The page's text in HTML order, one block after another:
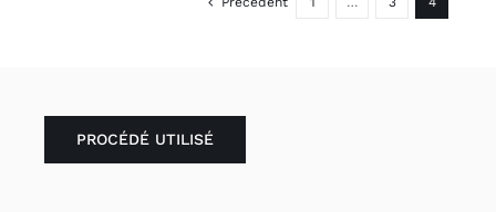
PROCÉDÉ UTILISÉ